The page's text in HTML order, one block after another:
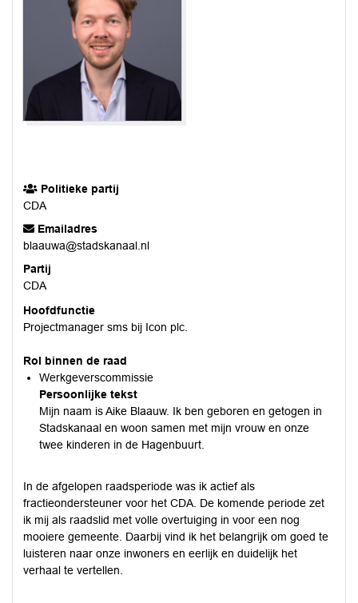
Politieke partij
CDA
Emailadres
blaauwa@stadskanaal.nl
Partij
CDA
Hoofdfunctie
Projectmanager sms bij Icon plc.
Rol binnen de raad
Werkgeverscommissie
Persoonlijke tekst
Mijn naam is Aike Blaauw. Ik ben geboren en getogen in
Stadskanaal en woon samen met mijn vrouw en onze
twee kinderen in de Hagenbuurt.
In de afgelopen raadsperiode was ik actief als
fractieondersteuner voor het CDA. De komende periode zet
ik mij als raadslid met volle overtuiging in voor een nog
mooiere gemeente. Daarbij vind ik het belangrijk om goed te
luisteren naar onze inwoners en eerlijk en duidelijk het
verhaal te vertellen.